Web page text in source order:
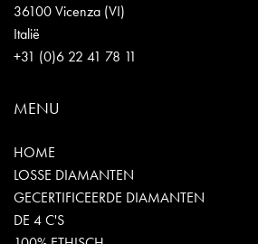
36100 Vicenza (VI)
Italië
+31 (0)6 22 41 78 11
MENU
HOME
LOSSE DIAMANTEN
GECERTIFICEERDE DIAMANTEN
DE 4 C'S